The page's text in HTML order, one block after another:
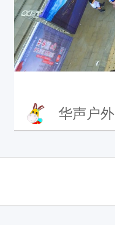
华声户外